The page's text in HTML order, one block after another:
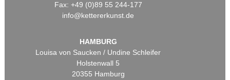
Fax: +49 (0)89 55 244-177
info@kettererkunst.de
HAMBURG
Louisa von Saucken / Undine Schleifer
Holstenwall 5
20355 Hamburg